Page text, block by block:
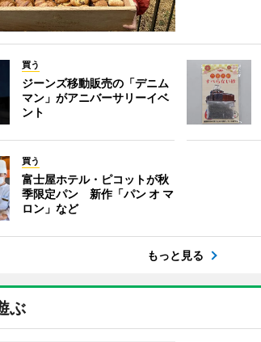
買う
ジーンズ移動販売の「デニム
マン」がアニバーサリーイベ
ント
買う
富士屋ホテル・ピコットが秋
季限定パン 新作「パン オ マ
ロン」など
もっと見る
ぶ